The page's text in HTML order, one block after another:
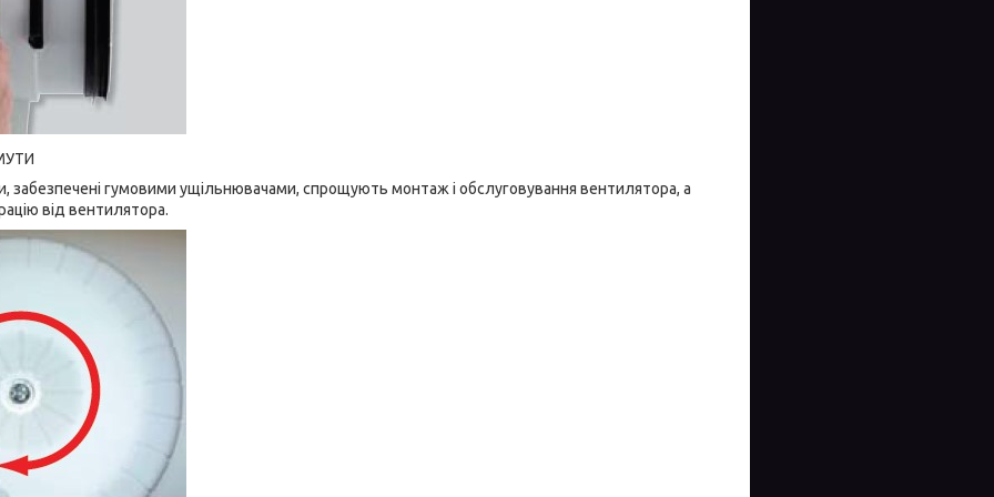
забезпечені гумовими ущільнювачами, спрощують монтаж і обслуговування вентилятора, а
від вентилятора.